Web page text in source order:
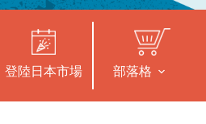
登陸日本市場 部落格